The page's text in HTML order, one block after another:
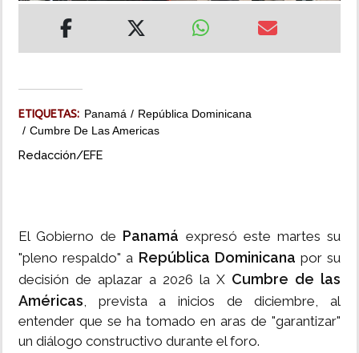
ETIQUETAS: Panamá
República Dominicana
Cumbre De Las Americas
Redacción/EFE
El Gobierno de Panamá expresó este martes su
"pleno respaldo" a República Dominicana por su
decisión de aplazar a 2026 la X Cumbre de las
Américas, prevista a inicios de diciembre, al
entender que se ha tomado en aras de "garantizar"
un diálogo constructivo durante el foro.